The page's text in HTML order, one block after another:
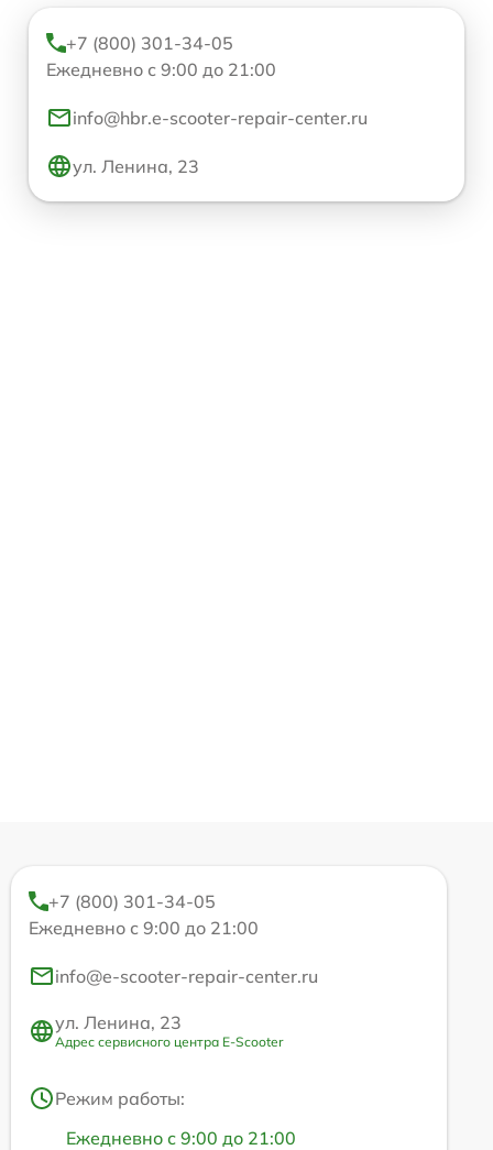
+7 (800) 301-34-05
Ежедневно с 9:00 до 21:00
info@hbr.e-scooter-repair-center.ru
ул. Ленина, 23
+7 (800) 301-34-05
Ежедневно с 9:00 до 21:00
info@e-scooter-repair-center.ru
ул. Ленина, 23
Адрес сервисного центра E-Scooter
Режим работы:
Ежедневно с 9:00 до 21:00